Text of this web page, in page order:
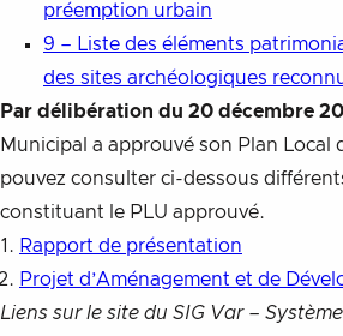
préemption urbain
9 – Liste des éléments
des sites archéologiques
Par délibération du 20 décembre
Municipal a approuvé son Plan Local
pouvez consulter ci-dessous
constituant le PLU approuvé.
Rapport de présentation
Projet d’Aménagement et de
Liens sur le site du SIG Var –